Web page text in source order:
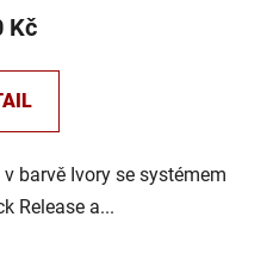
Kč
barvě Ivory se systémem
Release a...